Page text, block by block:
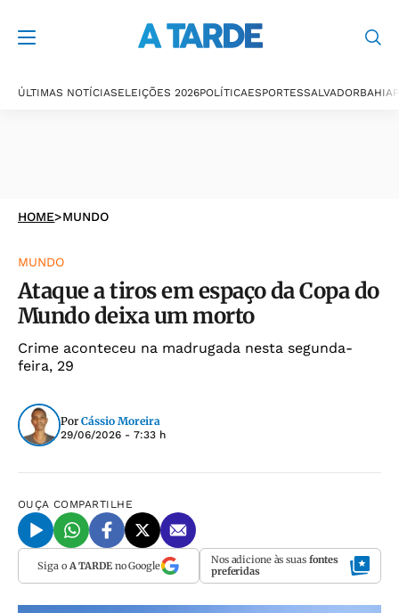
ÚLTIMAS NOTÍCIASELEIÇÕES 2026POLÍTICAESPORTESSALVADORBAHIA
HOME>MUNDO
MUNDO
Ataque a tiros em espaço da Copa do
Mundo deixa um morto
Crime aconteceu na madrugada nesta segunda-
feira, 29
Por Cássio Moreira
29/06/2026 - 7:33 h
OUÇA COMPARTILHE
Siga o A TARDEno Google Nos adicione às suas fontes
preferidas